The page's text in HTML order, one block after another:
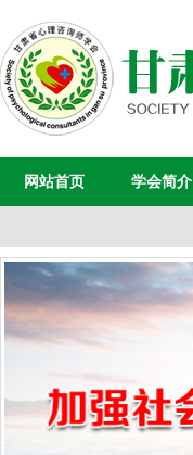
网站首页 学会简介